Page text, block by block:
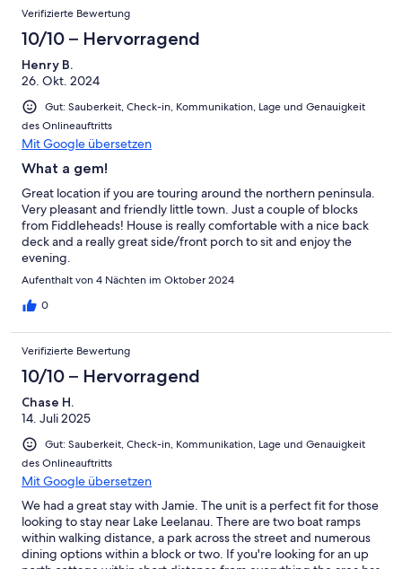
Verifizierte Bewertung
10/10 – Hervorragend
Henry B.
26. Okt. 2024
Gut: Sauberkeit, Check-in, Kommunikation, Lage und Genauigkeit
des Onlineauftritts
Mit Google übersetzen
What a gem!
Great location if you are touring around the northern peninsula.
Very pleasant and friendly little town. Just a couple of blocks
from Fiddleheads! House is really comfortable with a nice back
deck and a really great side/front porch to sit and enjoy the
evening.
Aufenthalt von 4 Nächten im Oktober 2024
0
Verifizierte Bewertung
10/10 – Hervorragend
Chase H.
14. Juli 2025
Gut: Sauberkeit, Check-in, Kommunikation, Lage und Genauigkeit
des Onlineauftritts
Mit Google übersetzen
We had a great stay with Jamie. The unit is a perfect fit for those
looking to stay near Lake Leelanau. There are two boat ramps
within walking distance, a park across the street and numerous
dining options within a block or two. If you're looking for an up